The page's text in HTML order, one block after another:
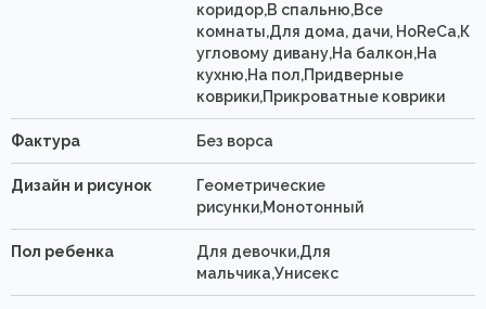
коридор,В спальню,Все
комнаты,Для дома, дачи, HoReCa,К
угловому дивану,На балкон,На
кухню,На пол,Придверные
коврики,Прикроватные коврики
Фактура Без ворса
Дизайн и рисунок
Геометрические
рисунки,Монотонный
Пол ребенка
Для девочки,Для
мальчика,Унисекс